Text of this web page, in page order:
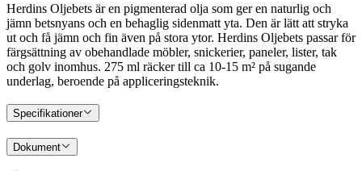
Herdins Oljebets är en pigmenterad olja som ger en naturlig och
jämn betsnyans och en behaglig sidenmatt yta. Den är lätt att stryka
ut och få jämn och fin även på stora ytor. Herdins Oljebets passar för
färgsättning av obehandlade möbler, snickerier, paneler, lister, tak
och golv inomhus. 275 ml räcker till ca 10-15 m² på sugande
underlag, beroende på appliceringsteknik.
Specifikationer
Dokument